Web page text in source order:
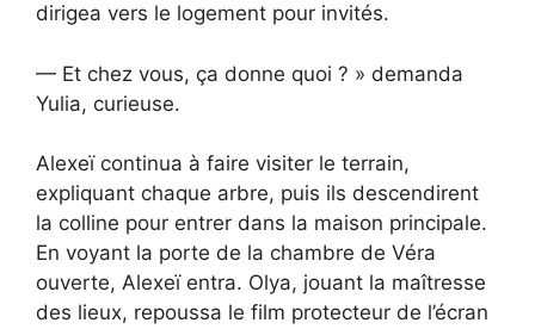
dirigea vers le logement pour invités.
— Et chez vous, ça donne quoi ? » demanda
Yulia, curieuse.
Alexeï continua à faire visiter le terrain,
expliquant chaque arbre, puis ils descendirent
la colline pour entrer dans la maison principale.
En voyant la porte de la chambre de Véra
ouverte, Alexeï entra. Olya, jouant la maîtresse
des lieux, repoussa le film protecteur de l’écran